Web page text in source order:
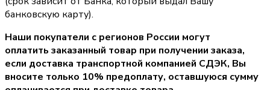
банковскую карту).
Наши покупатели с регионов России могут
оплатить заказанный товар при получении заказа,
если доставка транспортной компанией СДЭК, Вы
вносите только 10% предоплату, оставшуюся сумму